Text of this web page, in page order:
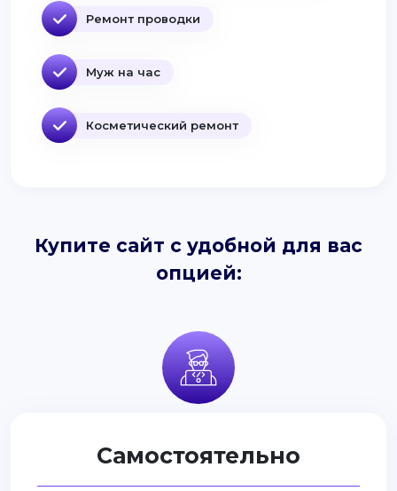
Ремонт проводки
Муж на час
Косметический ремонт
Купите сайт с удобной для вас
опцией:
Самостоятельно